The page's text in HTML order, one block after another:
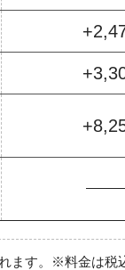
ます。※料金は